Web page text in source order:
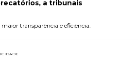
a tribunais
transparência e eficiência.